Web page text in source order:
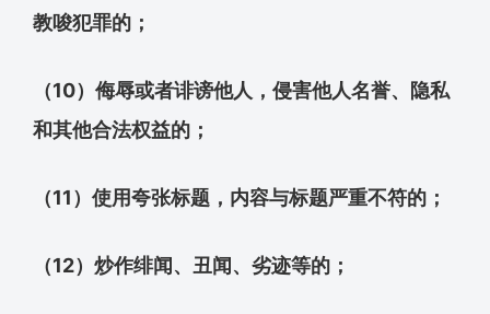
教唆犯罪的；
（10）侮辱或者诽谤他人，侵害他人名誉、隐私
和其他合法权益的；
（11）使用夸张标题，内容与标题严重不符的；
（12）炒作绯闻、丑闻、劣迹等的；